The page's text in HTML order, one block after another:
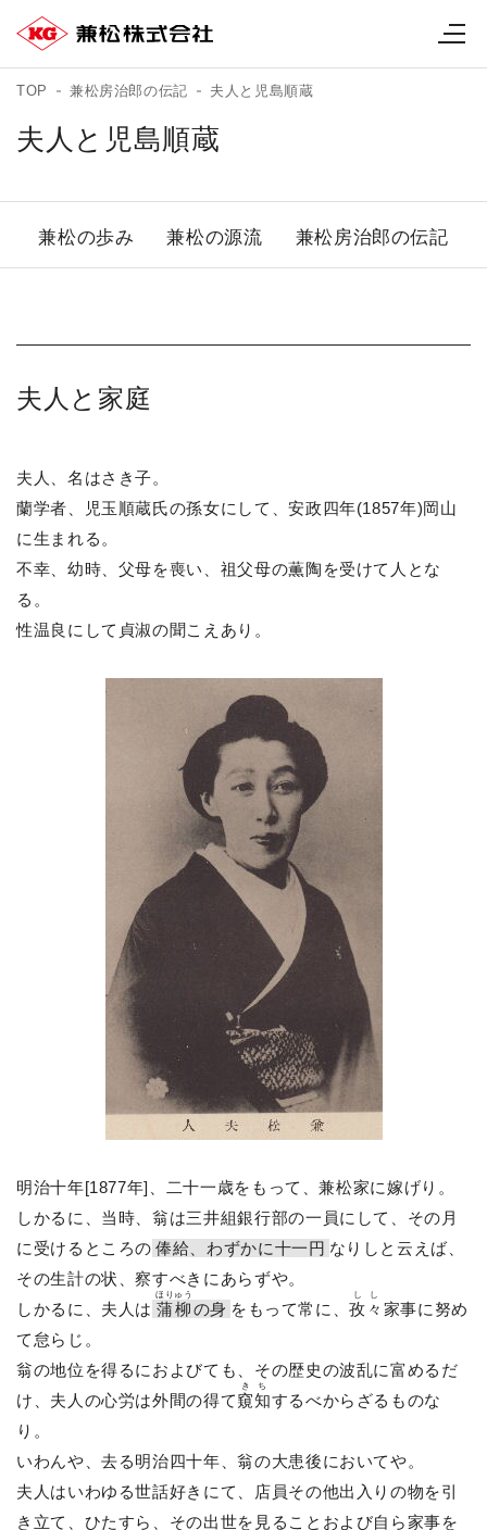
TOP 兼松房治郎の伝記 夫人と児島順蔵
夫人と児島順蔵
兼松の歩み 兼松の源流 兼松房治郎の伝記
夫人と家庭
夫人、名はさき子。
蘭学者、児玉順蔵氏の孫女にして、安政四年(1857年)岡山
に生まれる。
不幸、幼時、父母を喪い、祖父母の薫陶を受けて人とな
る。
性温良にして貞淑の聞こえあり。
明治十年[1877年]、二十一歳をもって、兼松家に嫁げり。
しかるに、当時、翁は三井組銀行部の一員にして、その月
に受けるところの 俸給、わずかに十一円 なりしと云えば、
その生計の状、察すべきにあらずや。
しかるに、夫人は 蒲柳
ほりゅう
の身 をもって常に、孜々
しし
家事に努め
て怠らじ。
翁の地位を得るにおよびても、その歴史の波乱に富めるだ
け、夫人の心労は外間の得て窺知
きち
するべからざるものな
り。
いわんや、去る明治四十年、翁の大患後においてや。
夫人はいわゆる世話好きにて、店員その他出入りの物を引
き立て、ひたすら、その出世を見ることおよび自ら家事を